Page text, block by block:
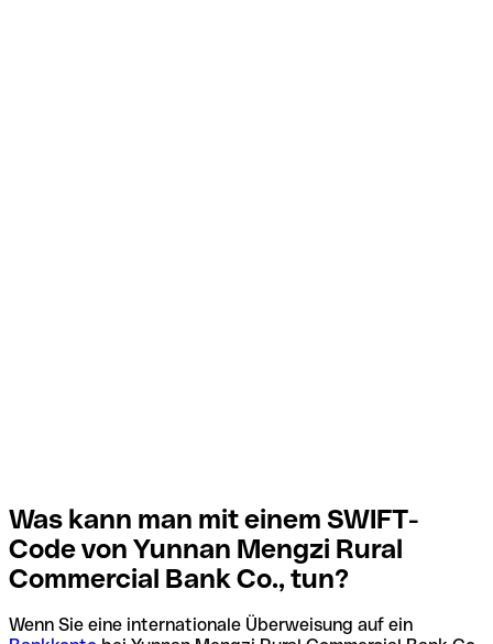
Was kann man mit einem SWIFT-
Code von Yunnan Mengzi Rural
Commercial Bank Co., tun?
Wenn Sie eine internationale Überweisung auf ein